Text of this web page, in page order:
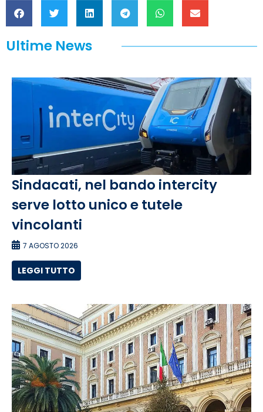
Ultime News
Sindacati, nel bando intercity
serve lotto unico e tutele
vincolanti
7 AGOSTO 2026
LEGGI TUTTO